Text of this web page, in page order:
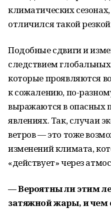
климатических
отличился такой
Подобные сдвиги и
следствием
которые проявляются
к сожалению, по-
выражаются в опасных
явлениях. Так, случаи
ветров — это тоже
изменений климата,
«действует» через
— Вероятны ли этим
затяжной жары, и чем